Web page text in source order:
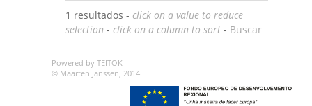
1 resultados - click on a value to reduce
selection - click on a column to sort - Buscar
Powered by TEITOK
© Maarten Janssen, 2014